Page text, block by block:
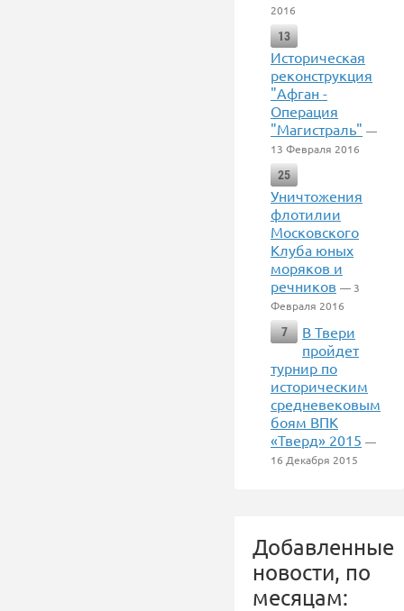
2016
13
Историческая
реконструкция
"Афган -
Операция
"Магистраль" —
13 Февраля 2016
25
Уничтожения
флотилии
Московского
Клуба юных
моряков и
речников — 3
Февраля 2016
7
В Твери
пройдет
турнир по
историческим
средневековым
боям ВПК
«Тверд» 2015 —
16 Декабря 2015
Добавленные
новости, по
месяцам: